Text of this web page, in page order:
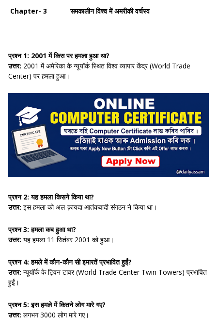
Chapter- 3 समकालीन विश्व में अमरीकी वर्चस्व
प्रश्न 1: 2001 में किस पर हमला हुआ था?
उत्तर: 2001 में अमेरिका के न्यूयॉर्क स्थित विश्व व्यापार केंद्र (World Trade
Center) पर हमला हुआ।
प्रश्न 2: यह हमला किसने किया था?
उत्तर: इस हमला को अल-क़ायदा आतंकवादी संगठन ने किया था।
प्रश्न 3: हमला कब हुआ था?
उत्तर: यह हमला 11 सितंबर 2001 को हुआ।
प्रश्न 4: हमले में कौन-कौन सी इमारतें प्रभावित हुईं?
उत्तर: न्यूयॉर्क के ट्विन टावर (World Trade Center Twin Towers) प्रभावित
हुईं।
प्रश्न 5: इस हमले में कितने लोग मारे गए?
उत्तर: लगभग 3000 लोग मारे गए।